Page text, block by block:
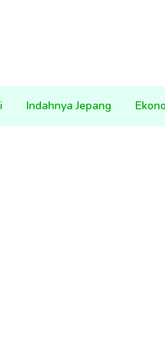
Indahnya Jepang